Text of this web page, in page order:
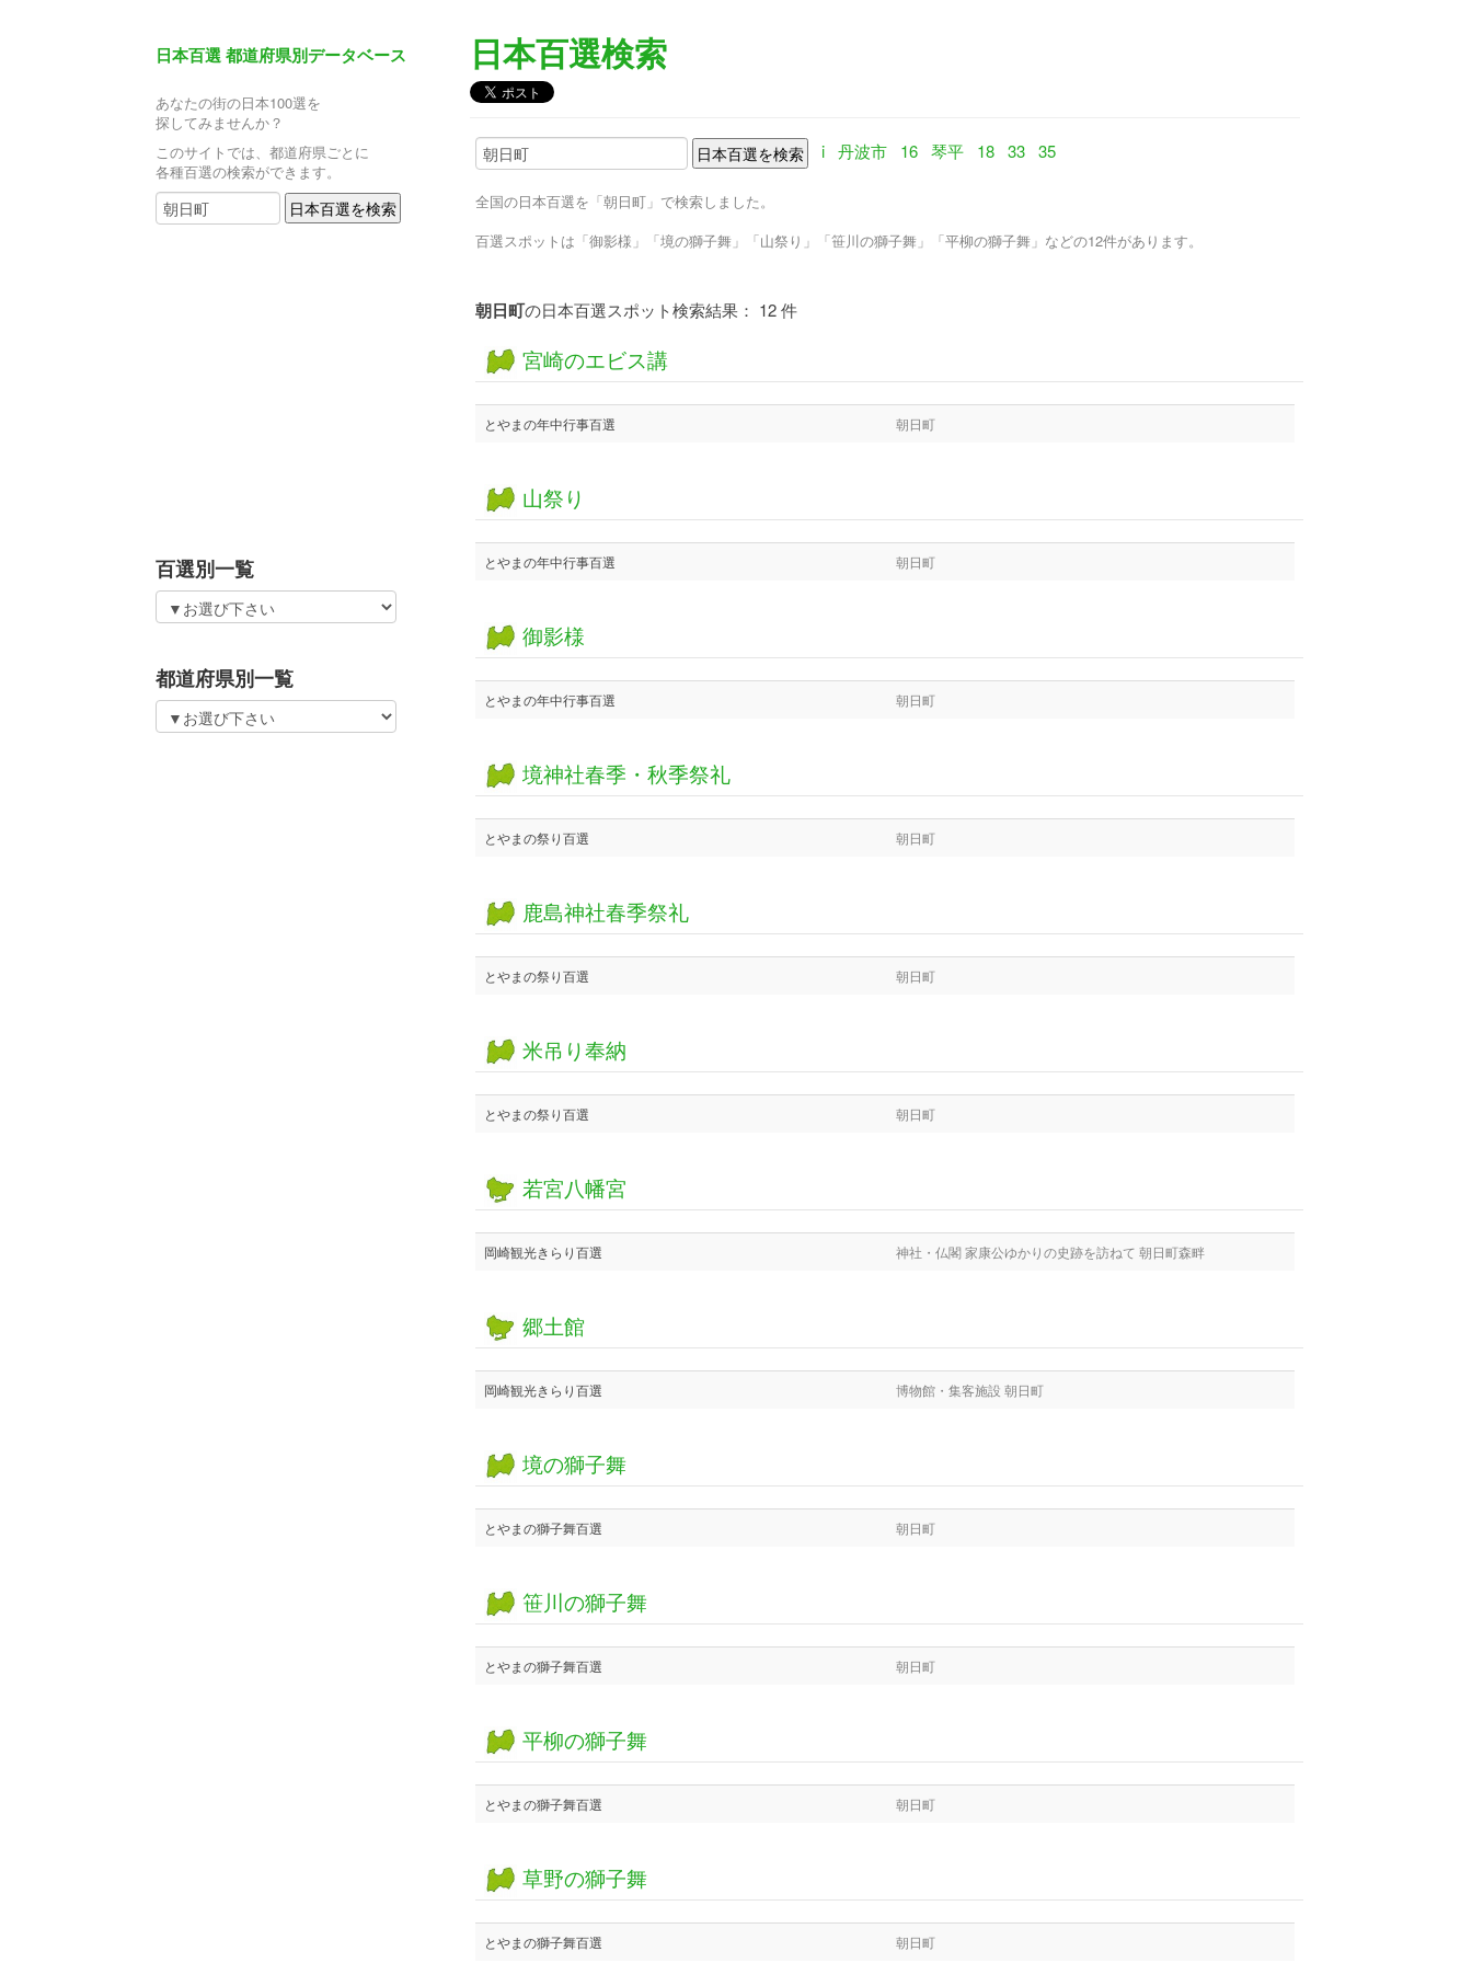
日本百選 都道府県別データベース
あなたの街の日本100選を
探してみませんか？
このサイトでは、都道府県ごとに
各種百選の検索ができます。
百選別一覧
都道府県別一覧
日本百選検索
i 丹波市 16 琴平 18 33 35
全国の日本百選を「朝日町」で検索しました。
百選スポットは「御影様」「境の獅子舞」「山祭り」「笹川の獅子舞」「平柳の獅子舞」などの12件があります。
朝日町の日本百選スポット検索結果： 12 件
宮崎のエビス講
とやまの年中行事百選 朝日町
山祭り
とやまの年中行事百選 朝日町
御影様
とやまの年中行事百選 朝日町
境神社春季・秋季祭礼
とやまの祭り百選 朝日町
鹿島神社春季祭礼
とやまの祭り百選 朝日町
米吊り奉納
とやまの祭り百選 朝日町
若宮八幡宮
岡崎観光きらり百選 神社・仏閣 家康公ゆかりの史跡を訪ねて 朝日町森畔
郷土館
岡崎観光きらり百選 博物館・集客施設 朝日町
境の獅子舞
とやまの獅子舞百選 朝日町
笹川の獅子舞
とやまの獅子舞百選 朝日町
平柳の獅子舞
とやまの獅子舞百選 朝日町
草野の獅子舞
とやまの獅子舞百選 朝日町